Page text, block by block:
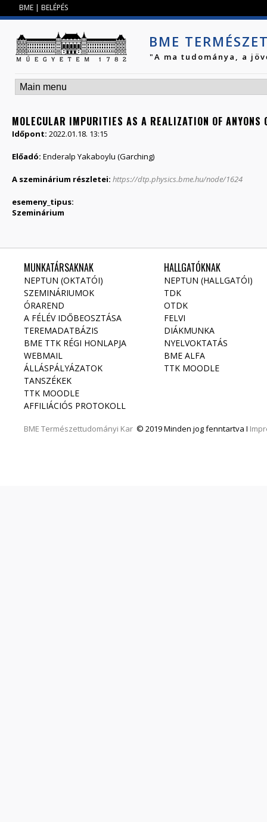
BME | BELÉPÉS
BME
"A ma tudománya, a
MOLECULAR IMPURITIES AS A REALIZATION OF ANYONS
Időpont: 2022.01.18. 13:15
Előadó: Enderalp Yakaboylu (Garching)
A szeminárium részletei: https://dtp.physics.bme.hu/node/1624
esemeny_tipus:
Szeminárium
MUNKATÁRSAKNAK
NEPTUN (OKTATÓI)
SZEMINÁRIUMOK
ÓRAREND
A FÉLÉV IDŐBEOSZTÁSA
TEREMADATBÁZIS
BME TTK RÉGI HONLAPJA
WEBMAIL
ÁLLÁSPÁLYÁZATOK
TANSZÉKEK
TTK MOODLE
AFFILIÁCIÓS PROTOKOLL
BME Természettudományi Kar © 2019 Minden jog fenntartva I
HALLGATÓKNAK
NEPTUN (HALLGATÓI)
TDK
OTDK
FELVI
DIÁKMUNKA
NYELVOKTATÁS
BME ALFA
TTK MOODLE